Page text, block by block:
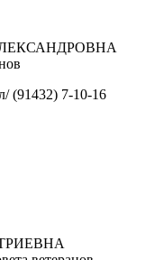
(91432) 7-10-16